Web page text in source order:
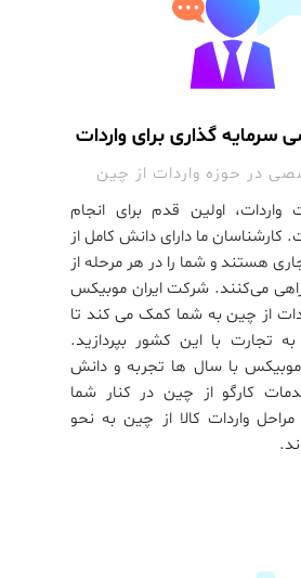
سرمایه گذاری برای واردات
در حوزه واردات از چین
واردات، اولین قدم برای انجام
کارشناسان ما دارای دانش کامل از
هستند و شما را در هر مرحله از
می‌کنند. شرکت ایران موبیکس
از چین به شما کمک می کند تا
به تجارت با این کشور بپردازید.
موبیکس با سال ها تجربه و دانش
کارگو از چین در کنار شما
واردات کالا از چین به نحو